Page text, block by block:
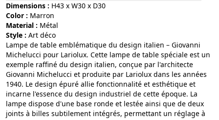
Dimensions : H43 x W30 x D30
Color :
marron
Material :
métal
Style :
art déco
Lampe de table emblématique du design italien – Giovanni
Michelucci pour Lariolux. Cette lampe de table spéciale est un
exemple raffiné du design italien, conçue par l'architecte
Giovanni Michelucci et produite par Lariolux dans les années
1940. Le design épuré allie fonctionnalité et esthétique et
incarne l'essence du design industriel de cette époque. La
lampe dispose d'une base ronde et lestée ainsi que de deux
joints à billes subtilement intégrés, permettant un réglage à